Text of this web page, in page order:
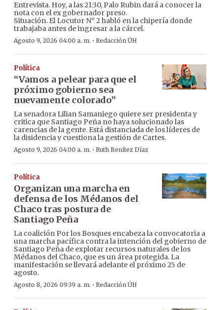
Entrevista. Hoy, a las 21:30, Palo Rubin dará a conocer la
nota con el ex gobernador preso.
Situación. El Locutor N° 2 habló en la chipería donde
trabajaba antes de ingresar a la cárcel.
Agosto 9, 2026 04:00 a. m. · Redacción ÚH
Política
“Vamos a pelear para que el
próximo gobierno sea
nuevamente colorado”
La senadora Lilian Samaniego quiere ser presidenta y
critica que Santiago Peña no haya solucionado las
carencias de la gente. Está distanciada de los líderes de
la disidencia y cuestiona la gestión de Cartes.
Agosto 9, 2026 04:00 a. m. · Ruth Benítez Díaz
Política
Organizan una marcha en
defensa de los Médanos del
Chaco tras postura de
Santiago Peña
La coalición Por los Bosques encabeza la convocatoria a
una marcha pacífica contra la intención del gobierno de
Santiago Peña de explotar recursos naturales de los
Médanos del Chaco, que es un área protegida. La
manifestación se llevará adelante el próximo 25 de
agosto.
Agosto 8, 2026 09:39 a. m. · Redacción ÚH